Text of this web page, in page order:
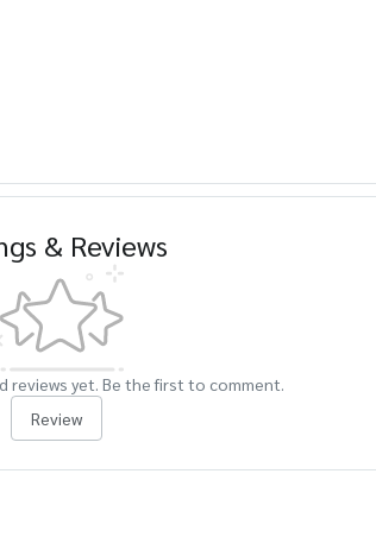
& Reviews
reviews yet. Be the first to comment.
Review